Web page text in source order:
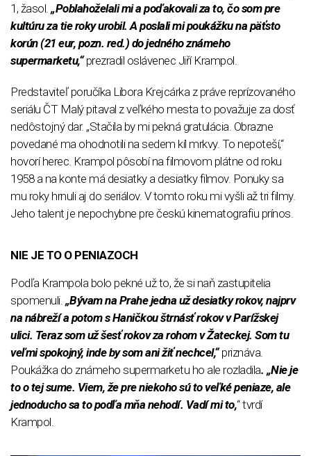
1, žasol. „Poblahoželali mi a poďakovali za to, čo som pre
kultúru za tie roky urobil. A poslali mi poukážku na päťsto
korún (21 eur, pozn. red.) do jedného známeho
supermarketu,“prezradil oslávenec Jiří Krampol.
Predstaviteľ poručíka Libora Krejcárka z práve reprízovaného
seriálu ČT Malý pitaval z veľkého mesta to považuje za dosť
nedôstojný dar. „Stačila by mi pekná gratulácia. Obrazne
povedané ma ohodnotili na sedem kíl mrkvy. To nepoteší,“
hovorí herec. Krampol pôsobí na filmovom plátne od roku
1958 a na konte má desiatky a desiatky filmov. Ponuky sa
mu roky hrnuli aj do seriálov. V tomto roku mi vyšli až tri filmy.
Jeho talent je nepochybne pre českú kinematografiu prínos.
NIE JE TO O PENIAZOCH
Podľa Krampola bolo pekné už to, že si naň zastupitelia
spomenuli. „Bývam na Prahe jedna už desiatky rokov, najprv
na nábreží a potom s Haničkou štrnásť rokov v Parížskej
ulici. Teraz som už šesť rokov za rohom v Žateckej. Som tu
veľmi spokojný, inde by som ani žiť nechcel,“priznáva.
Poukážka do známeho supermarketu ho ale rozladila. „Nie je
to o tej sume. Viem, že pre niekoho sú to veľké peniaze, ale
jednoducho sa to podľa mňa nehodí. Vadí mi to,“ tvrdí
Krampol.